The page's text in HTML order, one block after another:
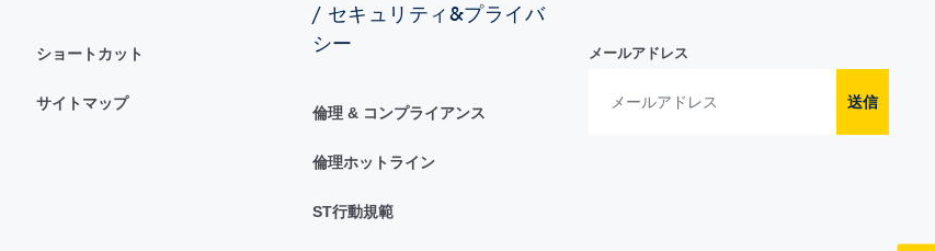
ショートカット
サイトマップ
/ セキュリティ&プライバ
シー
倫理 & コンプライアンス
倫理ホットライン
ST行動規範
メールアドレス
送信